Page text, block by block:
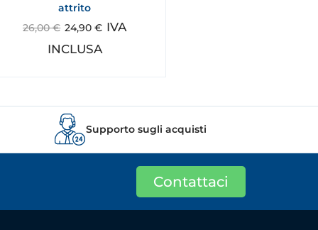
attrito
26,00€ 24,90€ IVA
INCLUSA
Supporto sugli acquisti
Contattaci